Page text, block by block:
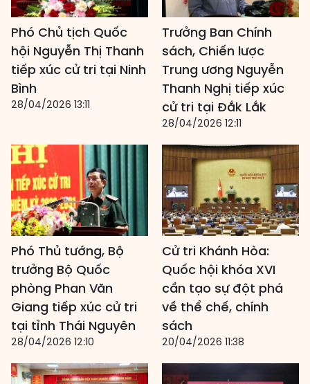
Phó Chủ tịch Quốc
hội Nguyễn Thị Thanh
tiếp xúc cử tri tại Ninh
Bình
28/04/2026 13:11
Trưởng Ban Chính
sách, Chiến lược
Trung ương Nguyễn
Thanh Nghị tiếp xúc
cử tri tại Đắk Lắk
28/04/2026 12:11
Phó Thủ tướng, Bộ
trưởng Bộ Quốc
phòng Phan Văn
Giang tiếp xúc cử tri
tại tỉnh Thái Nguyên
28/04/2026 12:10
Cử tri Khánh Hòa:
Quốc hội khóa XVI
cần tạo sự đột phá
về thể chế, chính
sách
20/04/2026 11:38